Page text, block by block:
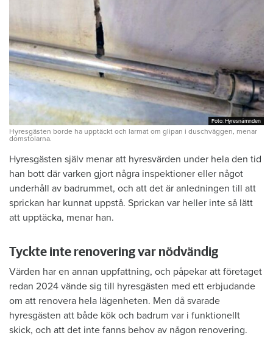
Foto: Hyresnämnden
Foto: Hyresnämnden
Hyresgästen borde ha upptäckt och larmat om glipan i duschväggen, menar
domstolarna.
Hyresgästen själv menar att hyresvärden under hela den tid
han bott där varken gjort några inspektioner eller något
underhåll av badrummet, och att det är anledningen till att
sprickan har kunnat uppstå. Sprickan var heller inte så lätt
att upptäcka, menar han.
Tyckte inte renovering var nödvändig
Värden har en annan uppfattning, och påpekar att företaget
redan 2024 vände sig till hyresgästen med ett erbjudande
om att renovera hela lägenheten. Men då svarade
hyresgästen att både kök och badrum var i funktionellt
skick, och att det inte fanns behov av någon renovering.